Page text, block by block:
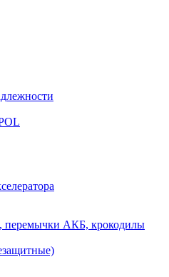
перемычки АКБ, крокодилы